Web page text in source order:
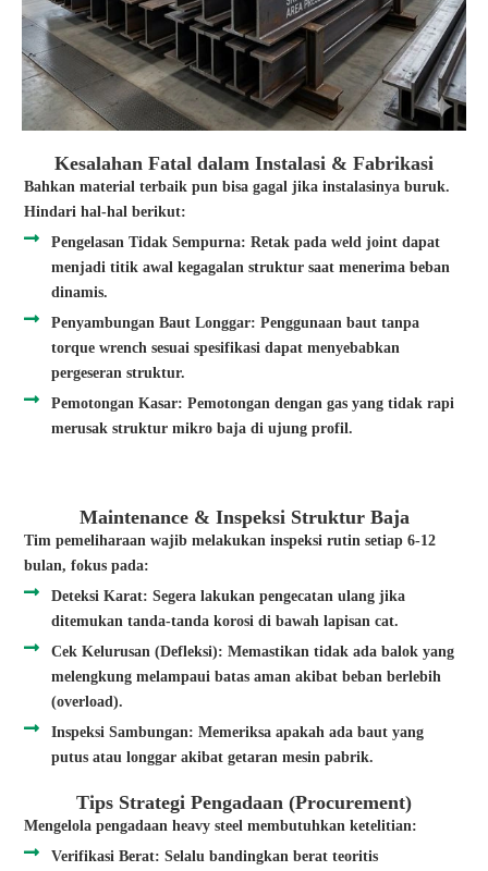
Kesalahan Fatal dalam Instalasi & Fabrikasi
Bahkan material terbaik pun bisa gagal jika instalasinya buruk.
Hindari hal-hal berikut:
Pengelasan Tidak Sempurna: Retak pada weld joint dapat
menjadi titik awal kegagalan struktur saat menerima beban
dinamis.
Penyambungan Baut Longgar: Penggunaan baut tanpa
torque wrench sesuai spesifikasi dapat menyebabkan
pergeseran struktur.
Pemotongan Kasar: Pemotongan dengan gas yang tidak rapi
merusak struktur mikro baja di ujung profil.
Maintenance & Inspeksi Struktur Baja
Tim pemeliharaan wajib melakukan inspeksi rutin setiap 6-12
bulan, fokus pada:
Deteksi Karat: Segera lakukan pengecatan ulang jika
ditemukan tanda-tanda korosi di bawah lapisan cat.
Cek Kelurusan (Defleksi): Memastikan tidak ada balok yang
melengkung melampaui batas aman akibat beban berlebih
(overload).
Inspeksi Sambungan: Memeriksa apakah ada baut yang
putus atau longgar akibat getaran mesin pabrik.
Tips Strategi Pengadaan (Procurement)
Mengelola pengadaan heavy steel membutuhkan ketelitian:
Verifikasi Berat: Selalu bandingkan berat teoritis